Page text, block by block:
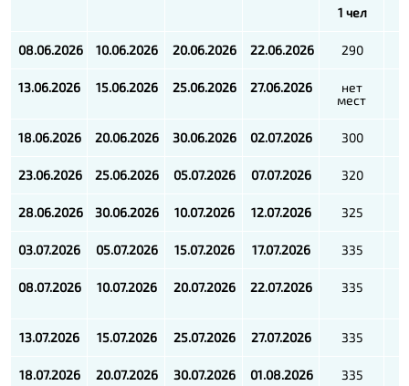
1 чел
08.06.2026 10.06.2026 20.06.2026 22.06.2026 290
13.06.2026 15.06.2026 25.06.2026 27.06.2026
нет
мест
18.06.2026 20.06.2026 30.06.2026 02.07.2026 300
23.06.2026 25.06.2026 05.07.2026 07.07.2026 320
28.06.2026 30.06.2026 10.07.2026 12.07.2026 325
03.07.2026 05.07.2026 15.07.2026 17.07.2026 335
08.07.2026 10.07.2026 20.07.2026 22.07.2026 335
13.07.2026 15.07.2026 25.07.2026 27.07.2026 335
18.07.2026 20.07.2026 30.07.2026 01.08.2026 335